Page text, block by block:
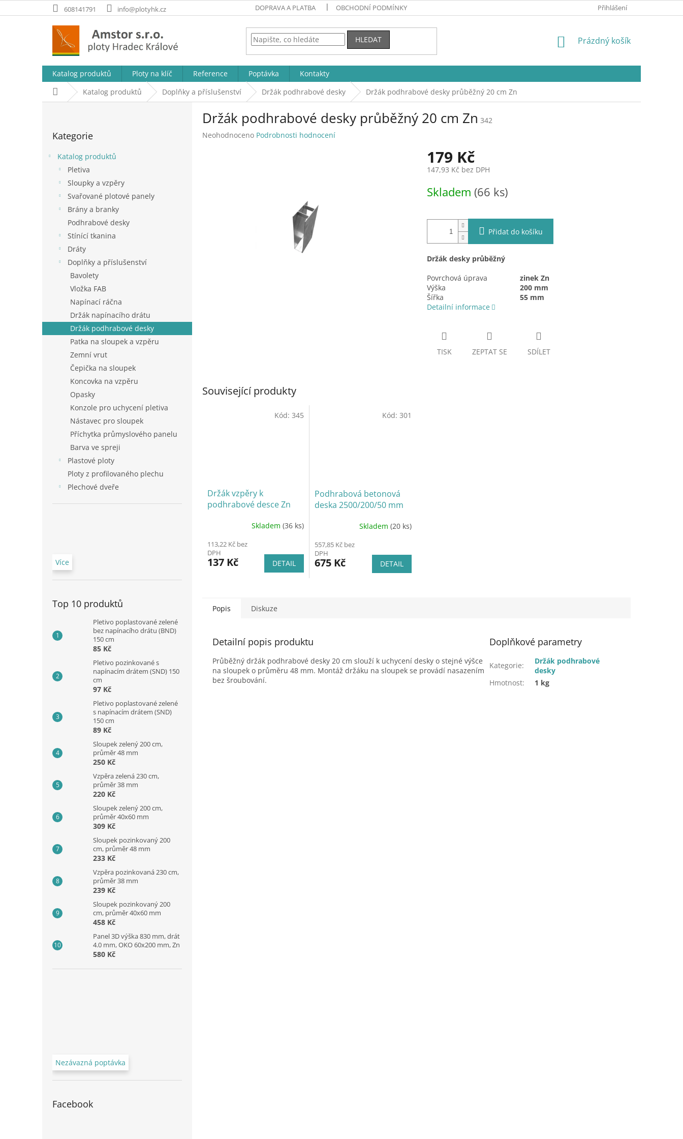
na
608141791 info@plotyhk.cz DOPRAVA A PLATBA OBCHODNÍ PODMÍNKY Přihlášení
HLEDAT
NÁKUPNÍ
Prázdný košík
Katalog produktů Ploty na klíč Reference Poptávka
Kontakty
Domů Katalog produktů Doplňky a příslušenství Držák podhrabové desky Držák podhrabové desky průběžný 20 cm Zn
kategorie
Kategorie
Katalog produktů
Pletiva
Sloupky a vzpěry
Svařované plotové panely
Brány a branky
Podhrabové desky
Stínící tkanina
Dráty
Doplňky a příslušenství
Bavolety
Vložka FAB
Napínací ráčna
Držák napínacího drátu
Držák podhrabové desky
Patka na sloupek a vzpěru
Zemní vrut
Čepička na sloupek
Koncovka na vzpěru
Opasky
Konzole pro uchycení pletiva
Nástavec pro sloupek
Příchytka průmyslového panelu
Barva ve spreji
Plastové ploty
Ploty z profilovaného plechu
Plechové dveře
Více
Top 10 produktů
Pletivo poplastované zelené
bez napínacího drátu (BND)
150 cm
85 Kč
Pletivo pozinkované s
napínacím drátem (SND) 150
cm
97 Kč
Pletivo poplastované zelené
s napínacím drátem (SND)
150 cm
89 Kč
Sloupek zelený 200 cm,
průměr 48 mm
250 Kč
Vzpěra zelená 230 cm,
průměr 38 mm
220 Kč
Sloupek zelený 200 cm,
průměr 40x60 mm
309 Kč
Sloupek pozinkovaný 200
cm, průměr 48 mm
233 Kč
Vzpěra pozinkovaná 230 cm,
průměr 38 mm
239 Kč
Sloupek pozinkovaný 200
cm, průměr 40x60 mm
458 Kč
Panel 3D výška 830 mm, drát
4.0 mm, OKO 60x200 mm, Zn
580 Kč
Nezávazná poptávka
Facebook
Držák podhrabové desky průběžný 20 cm Zn 342
Průměrné
Neohodnoceno Podrobnosti hodnocení
179 Kč
147,93 Kč bez DPH
cena:
Skladem (66 ks)
Přidat do košíku
Držák desky průběžný
Povrchová úprava
zinek Zn
Výška
200 mm
Šířka
55 mm
Detailní informace
TISK ZEPTAT SE SDÍLET
Související produkty
Držák vzpěry k
podhrabové desce Zn
Skladem (36 ks)
113,22 Kč bez
DPH
137 Kč DETAIL
Kód: 345
Podhrabová betonová
deska 2500/200/50 mm
Skladem (20 ks)
557,85 Kč bez
DPH
675 Kč DETAIL
Kód: 301
Popis Diskuze
Detailní popis produktu
Průběžný držák podhrabové desky 20 cm slouží k uchycení desky o stejné výšce
na sloupek o průměru 48 mm. Montáž držáku na sloupek se provádí nasazením
bez šroubování.
Doplňkové parametry
Kategorie:
Držák podhrabové
desky
Hmotnost: 1 kg